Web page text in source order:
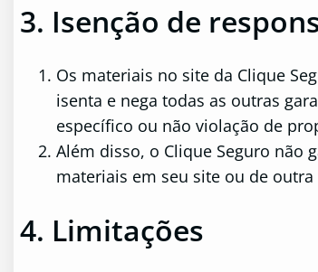
3. Isenção de
Os materiais no site da Clique
isenta e nega todas as outras
específico ou não violação de
Além disso, o Clique Seguro não
materiais em seu site ou de
4. Limitações